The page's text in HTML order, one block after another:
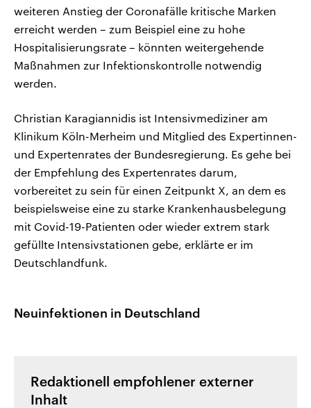
weiteren Anstieg der Coronafälle kritische Marken
erreicht werden – zum Beispiel eine zu hohe
Hospitalisierungsrate – könnten weitergehende
Maßnahmen zur Infektionskontrolle notwendig
werden.
Christian Karagiannidis ist Intensivmediziner am
Klinikum Köln-Merheim und Mitglied des Expertinnen-
und Expertenrates der Bundesregierung. Es gehe bei
der Empfehlung des Expertenrates darum,
vorbereitet zu sein für einen Zeitpunkt X, an dem es
beispielsweise eine zu starke Krankenhausbelegung
mit Covid-19-Patienten oder wieder extrem stark
gefüllte Intensivstationen gebe, erklärte er im
Deutschlandfunk.
Neuinfektionen in Deutschland
Redaktionell empfohlener externer
Inhalt